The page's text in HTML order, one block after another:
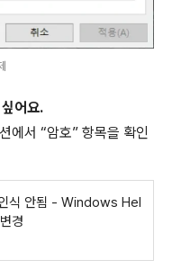
어요.
에서 “암호” 항목을 확인
식 안됨 - Windows Hel
경